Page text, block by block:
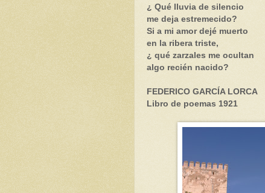
¿ Qué lluvia de silencio
me deja estremecido?
Si a mi amor dejé muerto
en la ribera triste,
¿ qué zarzales me ocultan
algo recién nacido?
FEDERICO GARCÍA LORCA
Libro de poemas 1921